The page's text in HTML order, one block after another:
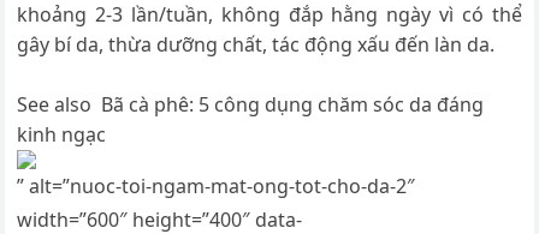
khoảng 2-3 lần/tuần, không đắp hằng ngày vì có thể
gây bí da, thừa dưỡng chất, tác động xấu đến làn da.
See also Bã cà phê: 5 công dụng chăm sóc da đáng
kinh ngạc
” alt=”nuoc-toi-ngam-mat-ong-tot-cho-da-2″
width=”600″ height=”400″ data-